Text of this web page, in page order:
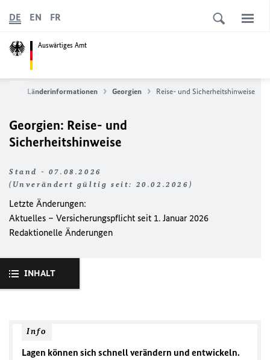
Auswärtiges Amt
DE EN FR
Länderinformationen Georgien Reise- und Sicherheitshinweise
Georgien: Reise- und
Sicherheitshinweise
Stand - 07.08.2026
(Unverändert gültig seit: 20.02.2026)
Letzte Änderungen:
Aktuelles – Versicherungspflicht seit 1. Januar 2026
Redaktionelle Änderungen
INHALT
Info
Lagen können sich schnell verändern und entwickeln.